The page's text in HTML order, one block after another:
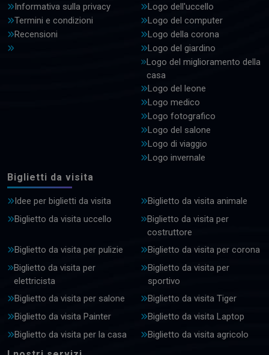
Informativa sulla privacy
Termini e condizioni
Recensioni
Logo dell'uccello
Logo del computer
Logo della corona
Logo del giardino
Logo del miglioramento della
casa
Logo del leone
Logo medico
Logo fotografico
Logo del salone
Logo di viaggio
Logo invernale
Biglietti da visita
Idee per biglietti da visita
Biglietto da visita animale
Biglietto da visita uccello
Biglietto da visita per
costruttore
Biglietto da visita per pulizie
Biglietto da visita per corona
Biglietto da visita per
elettricista
Biglietto da visita per
sportivo
Biglietto da visita per salone
Biglietto da visita Tiger
Biglietto da visita Painter
Biglietto da visita Laptop
Biglietto da visita per la casa
Biglietto da visita agricolo